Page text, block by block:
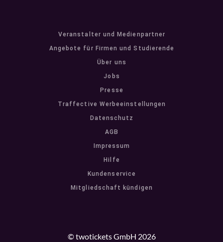
Veranstalter und Medienpartner
Angebote für Firmen und Studierende
Über uns
Jobs
Presse
Traffective Werbeeinstellungen
Datenschutz
AGB
Impressum
Hilfe
Kundenservice
Mitgliedschaft kündigen
© twotickets GmbH 2026